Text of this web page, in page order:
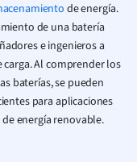
de energía.
de una batería
e ingenieros a
Al comprender los
baterías, se pueden
para aplicaciones
energía renovable.